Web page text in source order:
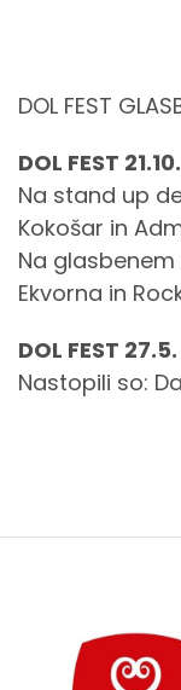
DOL FEST
DOL FEST
Na stand up
Kokošar in
Na glasbenem
Ekvorna in
DOL FEST
Nastopili so: